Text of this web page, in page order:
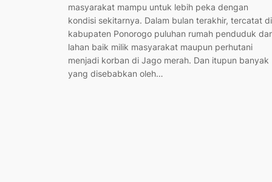
masyarakat mampu untuk lebih peka dengan
kondisi sekitarnya. Dalam bulan terakhir, tercatat di
kabupaten Ponorogo puluhan rumah penduduk
lahan baik milik masyarakat maupun perhutani
menjadi korban di Jago merah. Dan itupun banyak
yang disebabkan oleh…